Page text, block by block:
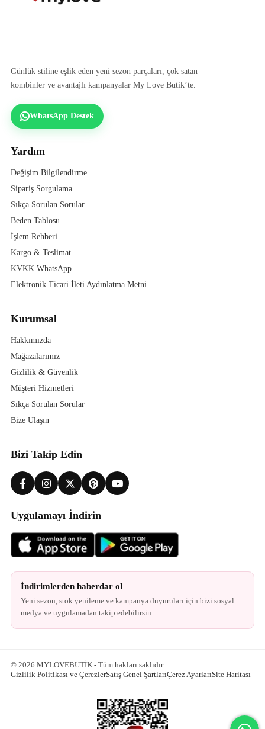
Günlük stiline eşlik eden yeni sezon parçaları, çok satan
kombinler ve avantajlı kampanyalar My Love Butik’te.
WhatsApp Destek
Yardım
Değişim Bilgilendirme
Sipariş Sorgulama
Sıkça Sorulan Sorular
Beden Tablosu
İşlem Rehberi
Kargo & Teslimat
KVKK WhatsApp
Elektronik Ticari İleti Aydınlatma Metni
Kurumsal
Hakkımızda
Mağazalarımız
Gizlilik & Güvenlik
Müşteri Hizmetleri
Sıkça Sorulan Sorular
Bize Ulaşın
Bizi Takip Edin
Uygulamayı İndirin
İndirimlerden haberdar ol
Yeni sezon, stok yenileme ve kampanya duyuruları için bizi sosyal
medya ve uygulamadan takip edebilirsin.
© 2026 MYLOVEBUTİK - Tüm hakları saklıdır.
Gizlilik Politikası ve ÇerezlerSatış Genel ŞartlarıÇerez AyarlarıSite Haritası